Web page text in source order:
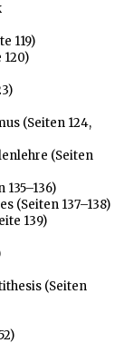
119)
(Seiten 124,
(Seiten
(Seiten 137–138)
139)
(Seiten